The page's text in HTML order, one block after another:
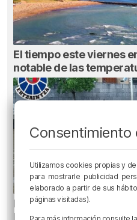
El tiempo este viernes
notable de las
Recuperado el cuerpo
la ría de Bilbao
Consentimiento
Utilizamos cookies propias y
para mostrarle publicidad
elaborado a partir de sus
páginas visitadas).